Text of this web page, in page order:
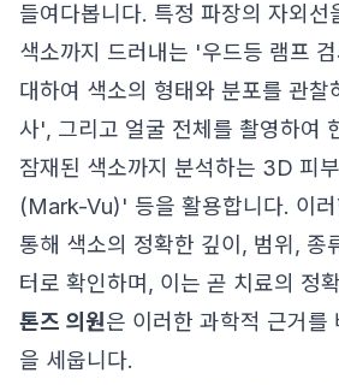
들여다봅니다. 특정 파장의 자외선
색소까지 드러내는 '우드등 램프
대하여 색소의 형태와 분포를 관찰
사', 그리고 얼굴 전체를 촬영하여
잠재된 색소까지 분석하는 3D 피
(Mark-Vu)' 등을 활용합니다. 이
통해 색소의 정확한 깊이, 범위, 종
터로 확인하며, 이는 곧 치료의 정
톤즈 의원은 이러한 과학적 근거를
을 세웁니다.